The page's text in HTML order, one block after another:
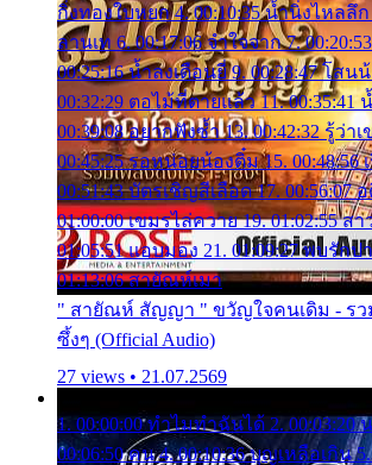
กิ่งทองใบหยก 4. 00:10:35 น้ำนิ่งไหลลึก
ลานเท 6. 00:17:06 จำใจจาก 7.
00:25:16 น้ำลงเดือนยี่ 9. 00:28:47 โสน
00:32:29 ตอไม้ที่ตายแล้ว 11. 00:35:41
00:39:08 อยากฟังซ้ำ 13. 00:42:32 รู้ว่า
00:45:25 รอหน่อยน้องติ๋ม 15. 00:48:56
00:51:43 บัตรเชิญสีเลือด 17. 00:56:07
01:00:00 เขมรไล่ควาย 19. 01:02:55 ส
01:05:51 แอบมอง 21. 01:09:27 พบรักป
01:13:06 สายัณห์เมา
" สายัณห์ สัญญา " ขวัญใจคนเดิม - รวม
ซึ้งๆ (Official Audio)
27 views • 21.07.2569
1. 00:00:00 ทำไมทำฉันได้ 2. 00:03:20
00:06:50 คน 4. 00:10:36 บุญเหลือเกิน